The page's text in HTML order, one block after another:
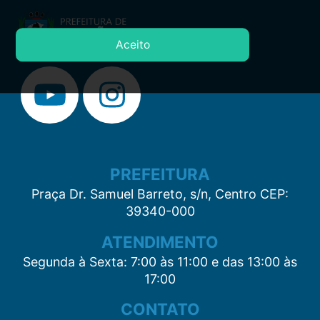
PREFEITURA
Praça Dr. Samuel Barreto, s/n, Centro CEP:
39340-000
ATENDIMENTO
Segunda à Sexta: 7:00 às 11:00 e das 13:00 às
17:00
CONTATO
Aceito